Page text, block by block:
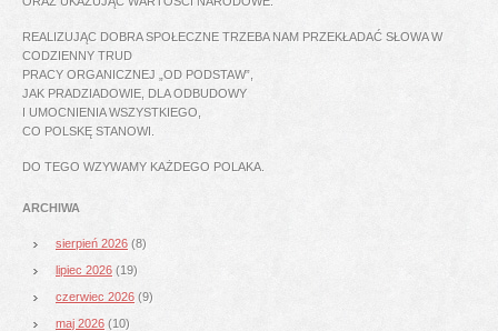
REALIZUJĄC DOBRA SPOŁECZNE TRZEBA NAM PRZEKŁADAĆ SŁOWA W
CODZIENNY TRUD
PRACY ORGANICZNEJ „OD PODSTAW”,
JAK PRADZIADOWIE, DLA ODBUDOWY
I UMOCNIENIA WSZYSTKIEGO,
CO POLSKĘ STANOWI.
DO TEGO WZYWAMY KAŻDEGO POLAKA.
ARCHIWA
sierpień 2026 (8)
lipiec 2026 (19)
czerwiec 2026 (9)
maj 2026 (10)